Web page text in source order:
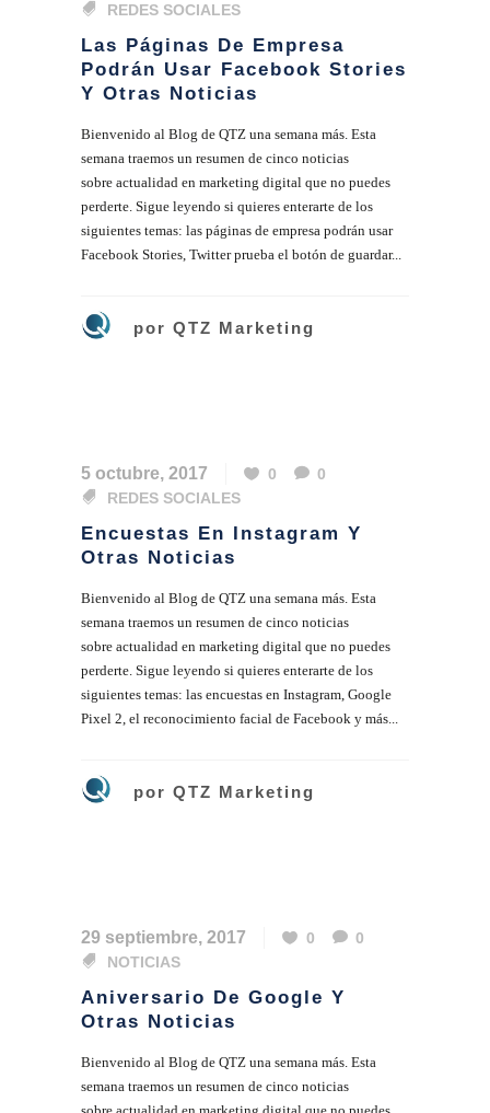
REDES SOCIALES
Las Páginas De Empresa
Podrán Usar Facebook Stories
Y Otras Noticias
Bienvenido al Blog de QTZ una semana más. Esta
semana traemos un resumen de cinco noticias
sobre actualidad en marketing digital que no puedes
perderte. Sigue leyendo si quieres enterarte de los
siguientes temas: las páginas de empresa podrán usar
Facebook Stories, Twitter prueba el botón de guardar...
por QTZ Marketing
5 octubre, 2017 0
0
REDES SOCIALES
Encuestas En Instagram Y
Otras Noticias
Bienvenido al Blog de QTZ una semana más. Esta
semana traemos un resumen de cinco noticias
sobre actualidad en marketing digital que no puedes
perderte. Sigue leyendo si quieres enterarte de los
siguientes temas: las encuestas en Instagram, Google
Pixel 2, el reconocimiento facial de Facebook y más...
por QTZ Marketing
29 septiembre, 2017 0
0
NOTICIAS
Aniversario De Google Y
Otras Noticias
Bienvenido al Blog de QTZ una semana más. Esta
semana traemos un resumen de cinco noticias